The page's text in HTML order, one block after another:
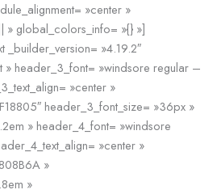
»center »
» global_colors_info= »{} »]
»4.19.2″
» header_3_font= »windsore regular –
»center »
header_3_font_size= »36px »
» header_4_font= »windsore
»center »
»
»